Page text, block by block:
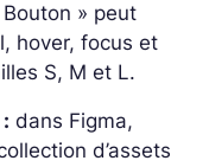
» peut
hover, focus et
S, M et L.
dans Figma,
d’assets